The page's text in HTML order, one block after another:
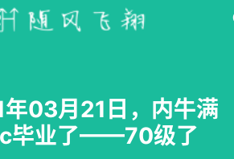
03月21日，内牛满
毕业了——70级了